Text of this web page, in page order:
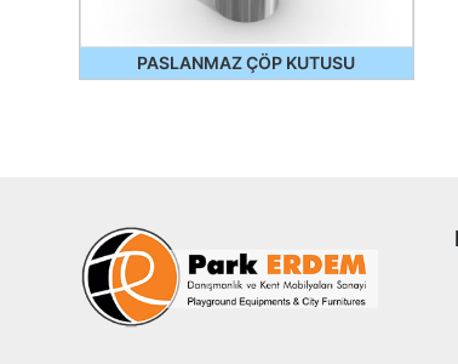
PASLANMAZ ÇÖP KUTUSU